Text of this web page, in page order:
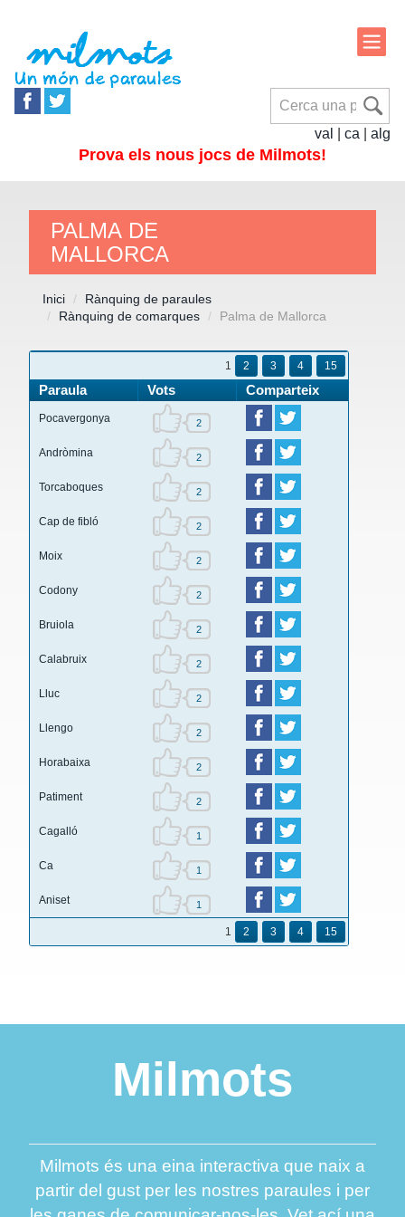
val ca alg
Prova els nous jocs de Milmots!
PALMA DE
MALLORCA
Inici
Rànquing de paraules
Rànquing de comarques
Palma de Mallorca
1 2 3 4 15
Paraula Vots Comparteix
1 2 3 4 15
Pocavergonya 2
Andròmina 2
Torcaboques 2
Cap de fibló 2
Moix 2
Codony 2
Bruiola 2
Calabruix 2
Lluc 2
Llengo 2
Horabaixa 2
Patiment 2
Cagalló 1
Ca 1
Aniset 1
Milmots
Milmots és una eina interactiva que naix a
partir del gust per les nostres paraules i per